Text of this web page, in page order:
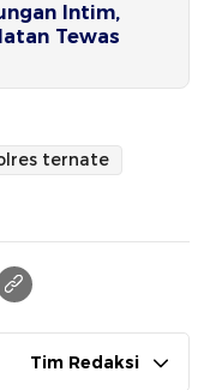
Intim,
Tewas
ternate
Tim Redaksi